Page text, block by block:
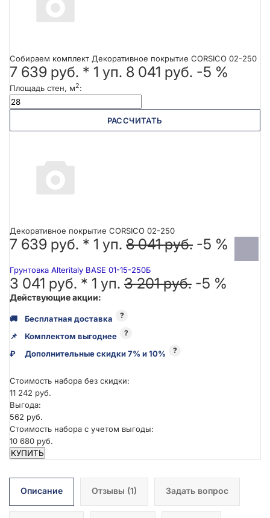
Собираем комплект Декоративное покрытие CORSICO 02-250
7 639 руб. * 1 уп. 8 041 руб. -5 %
Площадь стен, м2:
РАССЧИТАТЬ
Декоративное покрытие CORSICO 02-250
7 639 руб. * 1 уп. 8 041 руб. -5 %
Грунтовка Alteritaly BASE 01-15-250Б
3 041 руб. * 1 уп. 3 201 руб. -5 %
Действующие акции:
🚚 Бесплатная доставка ?
📌 Комплектом выгоднее ?
₽ Дополнительные скидки 7% и 10% ?
Стоимость набора без скидки:
11 242 руб.
Выгода:
562 руб.
Стоимость набора с учетом выгоды:
10 680 руб.
КУПИТЬ
Описание Отзывы (1) Задать вопрос